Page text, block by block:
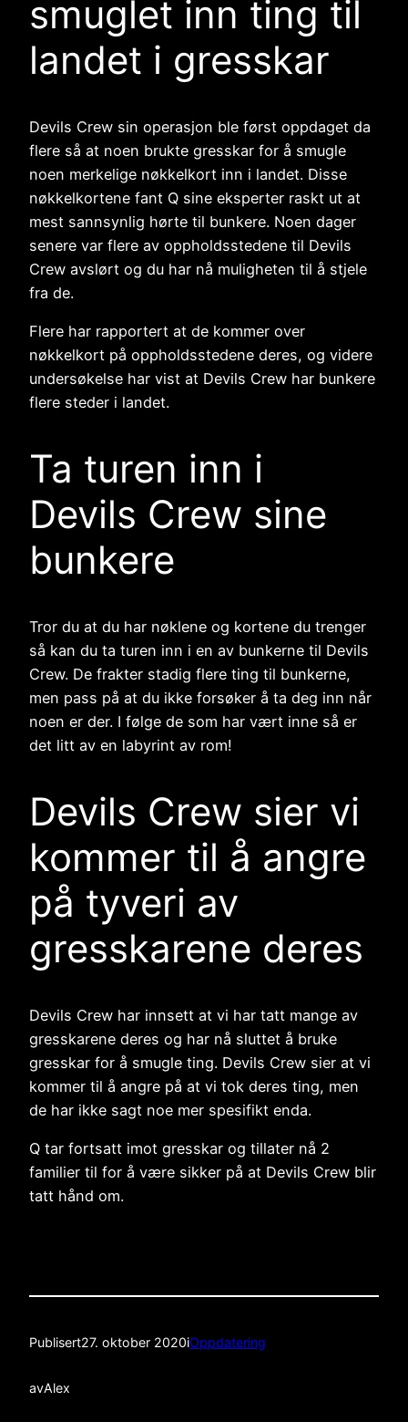
smuglet inn ting til
landet i gresskar
Devils Crew sin operasjon ble først oppdaget da
flere så at noen brukte gresskar for å smugle
noen merkelige nøkkelkort inn i landet. Disse
nøkkelkortene fant Q sine eksperter raskt ut at
mest sannsynlig hørte til bunkere. Noen dager
senere var flere av oppholdsstedene til Devils
Crew avslørt og du har nå muligheten til å stjele
fra de.
Flere har rapportert at de kommer over
nøkkelkort på oppholdsstedene deres, og videre
undersøkelse har vist at Devils Crew har bunkere
flere steder i landet.
Ta turen inn i
Devils Crew sine
bunkere
Tror du at du har nøklene og kortene du trenger
så kan du ta turen inn i en av bunkerne til Devils
Crew. De frakter stadig flere ting til bunkerne,
men pass på at du ikke forsøker å ta deg inn når
noen er der. I følge de som har vært inne så er
det litt av en labyrint av rom!
Devils Crew sier vi
kommer til å angre
på tyveri av
gresskarene deres
Devils Crew har innsett at vi har tatt mange av
gresskarene deres og har nå sluttet å bruke
gresskar for å smugle ting. Devils Crew sier at vi
kommer til å angre på at vi tok deres ting, men
de har ikke sagt noe mer spesifikt enda.
Q tar fortsatt imot gresskar og tillater nå 2
familier til for å være sikker på at Devils Crew blir
tatt hånd om.
Publisert27. oktober 2020iOppdatering
avAlex